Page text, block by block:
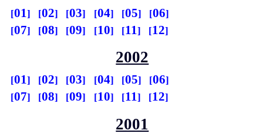
01 02 03 04 05
06
07
08 09 10 11 12
2002
01 02 03 04 05
06
07
08 09 10 11 12
2001